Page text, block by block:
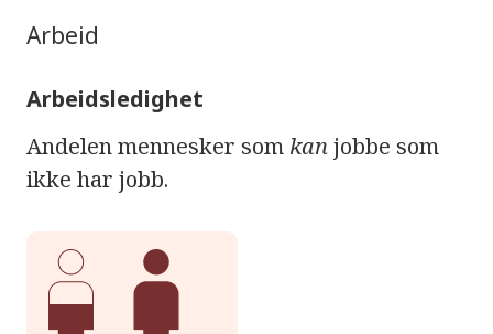
Arbeid
Arbeidsledighet
Andelen mennesker som kanjobbe som
ikke har jobb.